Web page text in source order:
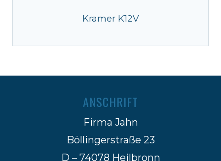
Kramer K12V
ANSCHRIFT
Firma Jahn
Böllingerstraße 23
D – 74078 Heilbronn